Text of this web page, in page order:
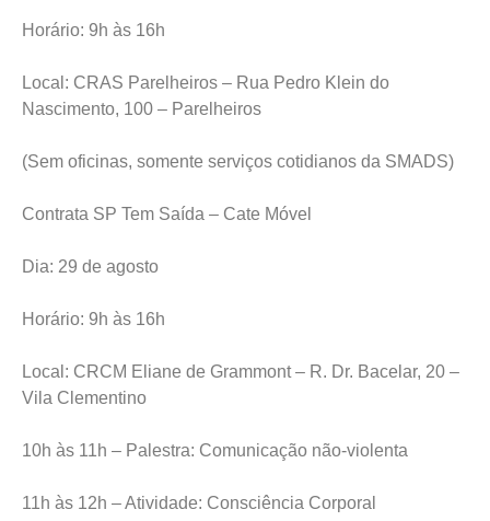
Horário: 9h às 16h
Local: CRAS Parelheiros – Rua Pedro Klein do
Nascimento, 100 – Parelheiros
(Sem oficinas, somente serviços cotidianos da SMADS)
Contrata SP Tem Saída – Cate Móvel
Dia: 29 de agosto
Horário: 9h às 16h
Local: CRCM Eliane de Grammont – R. Dr. Bacelar, 20 –
Vila Clementino
10h às 11h – Palestra: Comunicação não-violenta
11h às 12h – Atividade: Consciência Corporal